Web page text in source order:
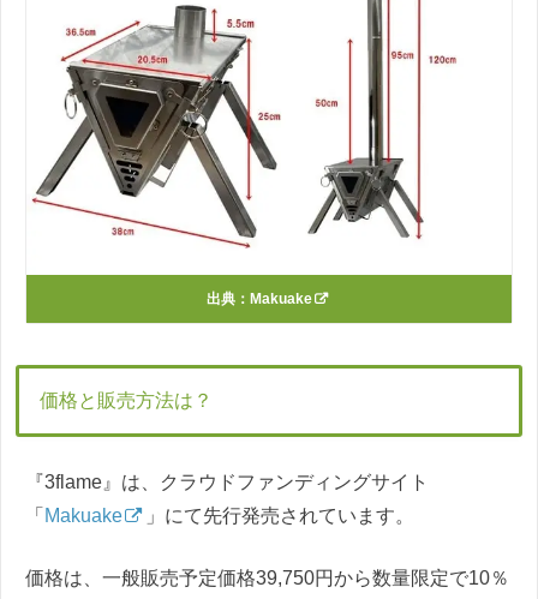
出典： Makuake
価格と販売方法は？
『3flame』は、クラウドファンディングサイト
「 Makuake 」にて先行発売されています。
価格は、一般販売予定価格39,750円から数量限定で10％